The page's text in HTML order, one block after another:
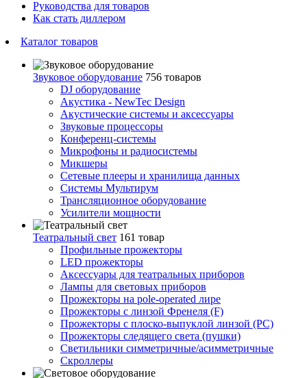
Руководства для товаров
Как стать диллером
Каталог товаров
Звуковое оборудование 756 товаров
DJ оборудование
Акустика - NewTec Design
Акустические системы и аксессуары
Звуковые процессоры
Конференц-системы
Микрофоны и радиосистемы
Микшеры
Сетевые плееры и хранилища данных
Системы Мультирум
Трансляционное оборудование
Усилители мощности
Театральный свет 161 товар
Профильные прожекторы
LED прожекторы
Аксессуары для театральных приборов
Лампы для световых приборов
Прожекторы на pole-operated лире
Прожекторы с линзой Френеля (F)
Прожекторы с плоско-выпуклой линзой (PC)
Прожекторы следящего света (пушки)
Светильники симметричные/асимметричные
Скроллеры